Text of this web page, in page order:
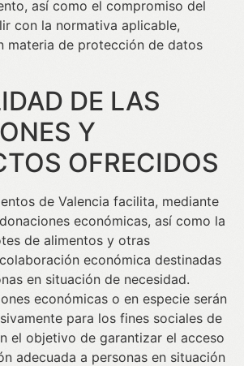
así como el compromiso del
con la normativa aplicable,
materia de protección de datos
DE LAS
Y
OFRECIDOS
de Valencia facilita, mediante
económicas, así como la
de alimentos y otras
económica destinadas
en situación de necesidad.
económicas o en especie serán
para los fines sociales de
el objetivo de garantizar el acceso
adecuada a personas en situación